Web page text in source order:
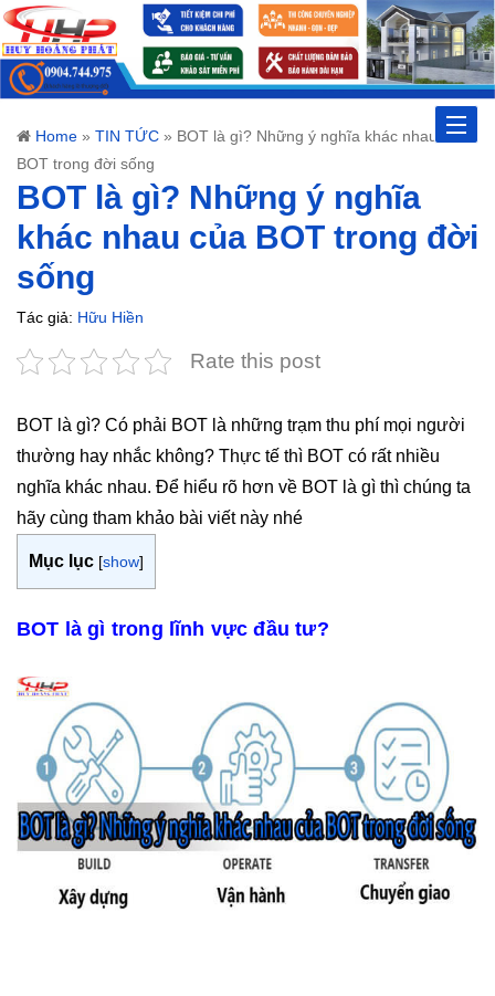
Toggle
Home » TIN TỨC » BOT là gì? Những ý nghĩa khác nhau của
BOT trong đời sống
BOT là gì? Những ý nghĩa
khác nhau của BOT trong đời
sống
Tác giả: Hữu Hiền
Rate this post
BOT là gì? Có phải BOT là những trạm thu phí mọi người
thường hay nhắc không? Thực tế thì BOT có rất nhiều
nghĩa khác nhau. Để hiểu rõ hơn về BOT là gì thì chúng ta
hãy cùng tham khảo bài viết này nhé
Mục lục [show]
BOT là gì trong lĩnh vực đầu tư?